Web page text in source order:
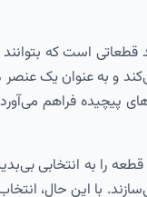
است که بتوانند
فراتر از یک قطعه ساده
پیچیده فراهم
انتخابی بی‌بدیل
با این حال،